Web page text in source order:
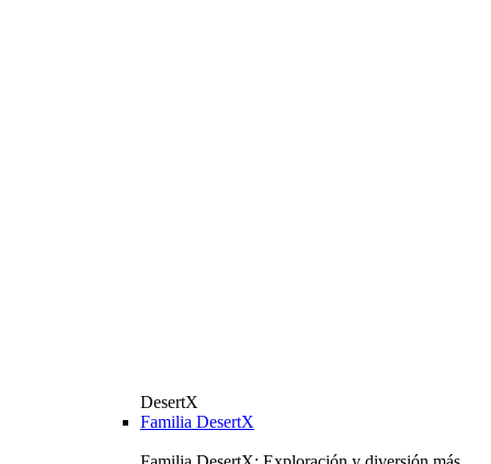
DesertX
Familia DesertX